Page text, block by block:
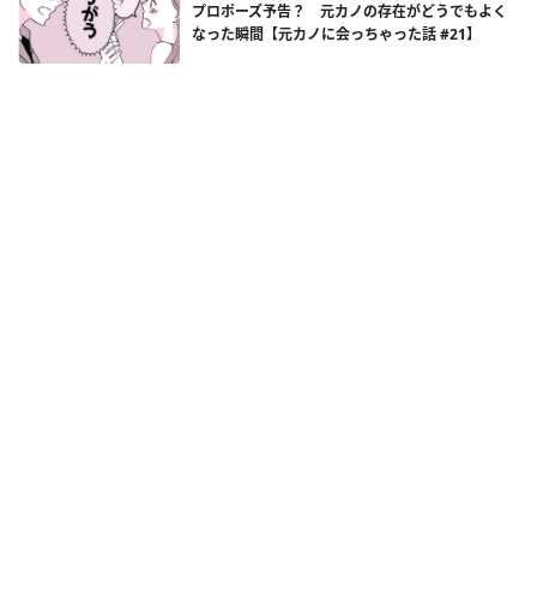
プロポーズ予告？ 元カノの存在がどうでもよく
なった瞬間【元カノに会っちゃった話 #21】